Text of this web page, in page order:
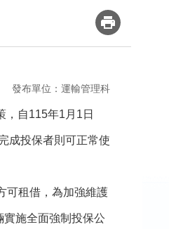
發布單位：運輸管理科
，自115年1月1日
成投保者則可正常使
可租借，為加強維護
施全面強制投保公